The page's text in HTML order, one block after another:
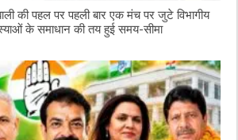
की पहल पर पहली बार एक मंच पर जुटे विभागीय
के समाधान की तय हुई समय-सीमा